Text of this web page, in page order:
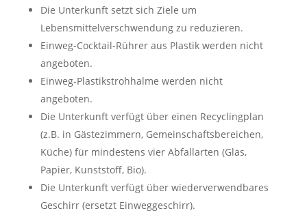
Die Unterkunft setzt sich Ziele um
Lebensmittelverschwendung zu reduzieren.
Einweg-Cocktail-Rührer aus Plastik werden nicht
angeboten.
Einweg-Plastikstrohhalme werden nicht
angeboten.
Die Unterkunft verfügt über einen Recyclingplan
(z.B. in Gästezimmern, Gemeinschaftsbereichen,
Küche) für mindestens vier Abfallarten (Glas,
Papier, Kunststoff, Bio).
Die Unterkunft verfügt über wiederverwendbares
Geschirr (ersetzt Einweggeschirr).